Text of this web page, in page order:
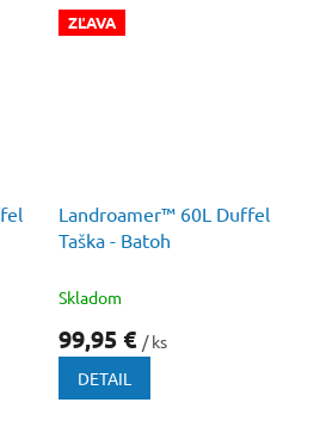
ZĽAVA
Landroamer™ 60L Duffel
Taška - Batoh
Skladom
99,95 € / ks
DETAIL